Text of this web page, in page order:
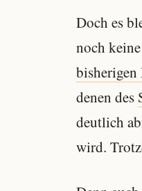
Doch es
noch
denen des
deutlich
wird.